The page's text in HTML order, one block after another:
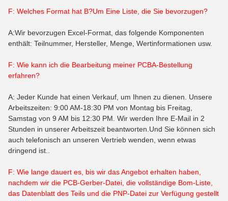
F: Welches Format hat B?Um Eine Liste, die Sie bevorzugen?
A:Wir bevorzugen Excel-Format, das folgende Komponenten
enthält: Teilnummer, Hersteller, Menge, Wertinformationen usw.
F: Wie kann ich die Bearbeitung meiner PCBA-Bestellung
erfahren?
A: Jeder Kunde hat einen Verkauf, um Ihnen zu dienen. Unsere
Arbeitszeiten: 9:00 AM-18:30 PM von Montag bis Freitag,
Samstag von 9 AM bis 12:30 PM. Wir werden Ihre E-Mail in 2
Stunden in unserer Arbeitszeit beantworten.Und Sie können sich
auch telefonisch an unseren Vertrieb wenden, wenn etwas
dringend ist..
F: Wie lange dauert es, bis wir das Angebot erhalten haben,
nachdem wir die PCB-Gerber-Datei, die vollständige Bom-Liste,
das Datenblatt des Teils und die PNP-Datei zur Verfügung gestellt